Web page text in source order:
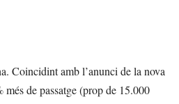
Coincidint amb l’anunci de la nova
de passatge (prop de 15.000